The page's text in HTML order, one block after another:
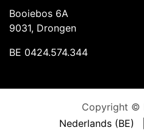
Booiebos 6A
9031, Drongen
BE 0424.574.344
Copyright ©
Nederlands (BE)